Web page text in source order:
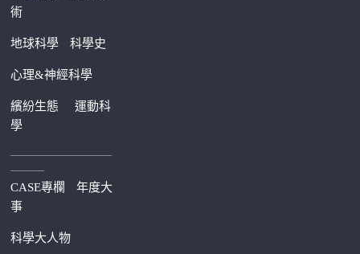
術
地球科學 科學史
心理&神經科學
繽紛生態運動科
學
—————————
———
CASE專欄
年度大
事
科學大人物